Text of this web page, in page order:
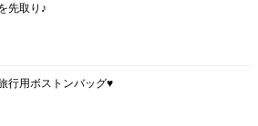
先取り♪
行用ボストンバッグ♥